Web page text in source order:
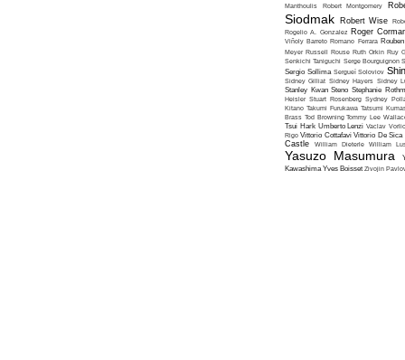
Manthoulis Robert Montgomery
Siodmak Robert Wise
Rogelio A. Gonzalez Roger
Viñoly Barreto Romano Ferrara
Meyer Russell Rouse Ruth Orkin Ruy
Senkichi Taniguchi Serge Bourguignon
Sergio Sollima Sergueï Soloviov
Sidney Gilliat Sidney Hayers Sidney
Stanley Kwan Steno Stephanie
Heisler Stuart Rosenberg Sydney
Kitano Takumi Furukawa Tatsumi
Brass Tod Browning Tommy Lee
Tsui Hark Umberto Lenzi Vaclav
Rigo Vittorio Cottafavi Vittorio De Sica
Castle William Dieterle William
Yasuzo Masumura
Kawashima Yves Boisset Zivojin